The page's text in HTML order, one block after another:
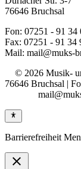
76646 Bruchsal
Fon: 07251 - 91 34
Fax: 07251 - 91 34
Mail: mail@muks-
© 2026 Musik-
76646 Bruchsal |
Barrierefreiheit
close